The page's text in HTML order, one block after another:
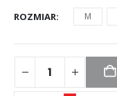
ROZMIAR M